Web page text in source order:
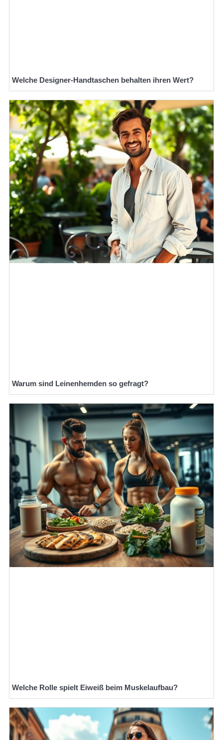
Welche Designer-Handtaschen behalten ihren Wert?
Warum sind Leinenhemden so gefragt?
Welche Rolle spielt Eiweiß beim Muskelaufbau?